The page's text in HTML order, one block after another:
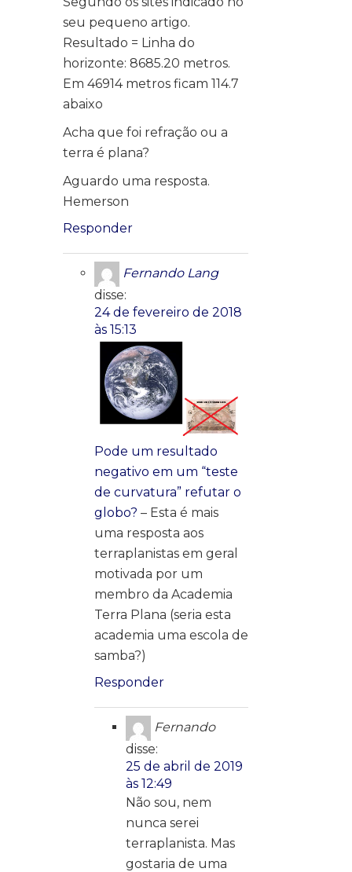
seu pequeno artigo.
Resultado = Linha do
horizonte: 8685.20 metros.
Em 46914 metros ficam 114.7
abaixo
Acha que foi refração ou a
terra é plana?
Aguardo uma resposta.
Hemerson
Responder
Fernando Lang
disse:
24 de fevereiro de 2018
às 15:13
Pode um resultado
negativo em um “teste
de curvatura” refutar o
globo? – Esta é mais
uma resposta aos
terraplanistas em geral
motivada por um
membro da Academia
Terra Plana (seria esta
academia uma escola de
samba?)
Responder
Fernando
disse:
25 de abril de 2019
às 12:49
Não sou, nem
nunca serei
terraplanista. Mas
gostaria de uma